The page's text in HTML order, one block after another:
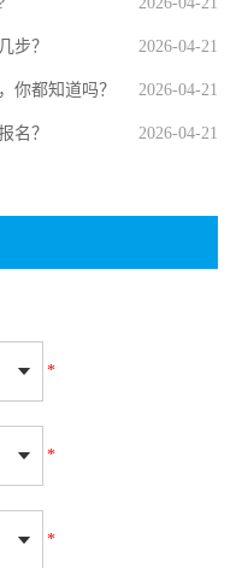
2026-04-21
步？
2026-04-21
你都知道吗？
2026-04-21
名？
*
*
*